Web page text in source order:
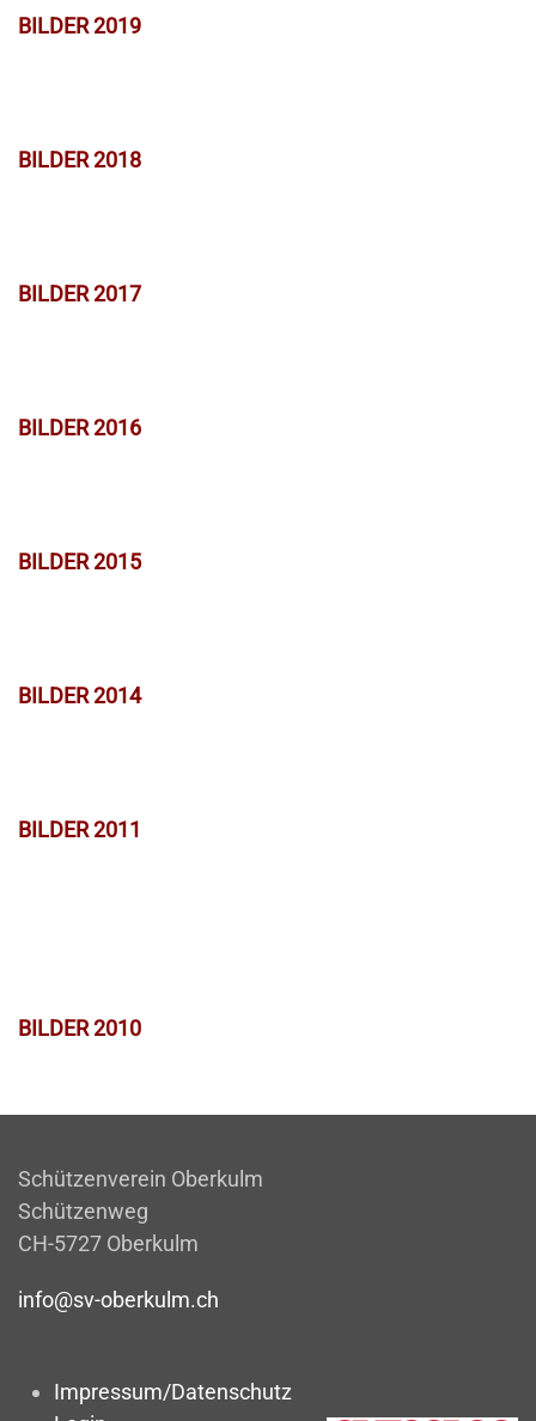
BILDER 2019
BILDER 2018
BILDER 2017
BILDER 2016
BILDER 2015
BILDER 2014
BILDER 2011
BILDER 2010
Schützenverein Oberkulm
Schützenweg
CH-5727 Oberkulm
info@sv-oberkulm.ch
Impressum/Datenschutz